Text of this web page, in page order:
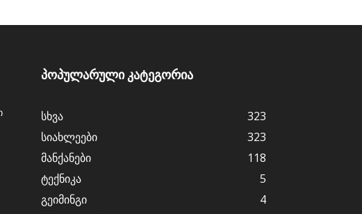
პოპულარული კატეგორია
სხვა
323
სიახლეები
323
მანქანები
118
ტექნიკა
5
გეიმინგი
4